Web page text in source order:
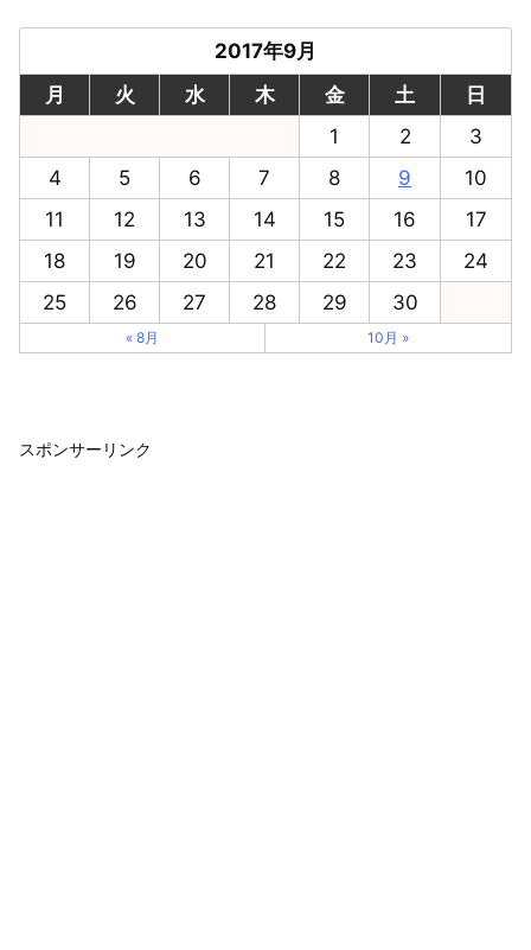
2017年9月
月
火 水 木 金 土
日
1
2
3
4
5 6 7 8 9
10
11
12 13 14 15 16
17
18
19 20 21 22 23
24
25
26 27 28 29 30
« 8月 10月 »
スポンサーリンク